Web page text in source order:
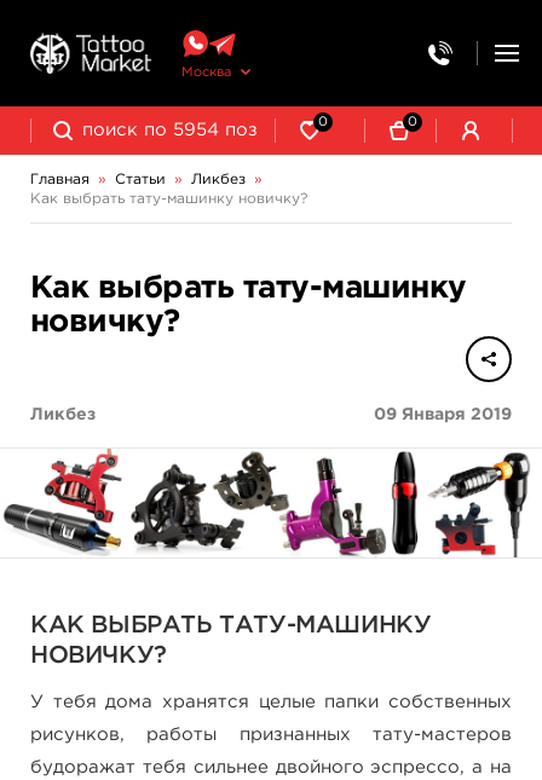
Москва
0 0
Главная » Статьи » Ликбез
»
Как выбрать тату-машинку новичку?
Как выбрать тату-машинку
новичку?
Ликбез 09 Января 2019
КАК ВЫБРАТЬ ТАТУ-МАШИНКУ
НОВИЧКУ?
У тебя дома хранятся целые папки собственных
рисунков, работы признанных тату-мастеров
будоражат тебя сильнее двойного эспрессо, а на